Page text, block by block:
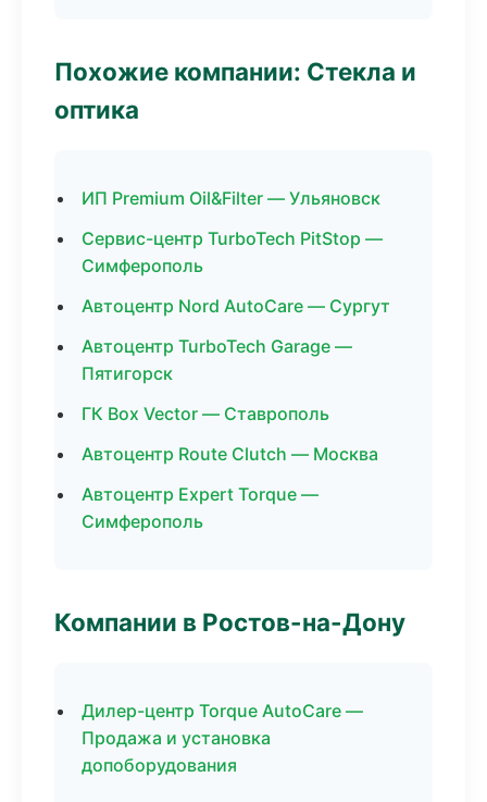
Похожие компании: Стекла и
оптика
ИП Premium Oil&Filter — Ульяновск
Сервис-центр TurboTech PitStop —
Симферополь
Автоцентр Nord AutoCare — Сургут
Автоцентр TurboTech Garage —
Пятигорск
ГК Box Vector — Ставрополь
Автоцентр Route Clutch — Москва
Автоцентр Expert Torque —
Симферополь
Компании в Ростов-на-Дону
Дилер-центр Torque AutoCare —
Продажа и установка
допоборудования